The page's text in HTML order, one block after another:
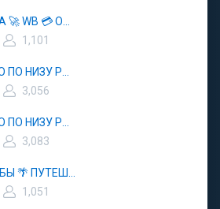
1,101
3,056
3,083
1,051